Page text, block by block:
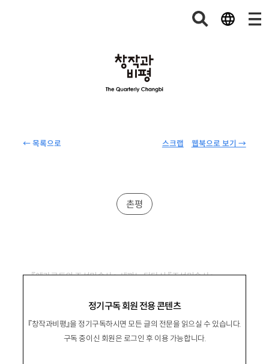
← 목록으로 웹북으로 보기 →
스크랩
정기구독 회원 전용 콘텐츠
『창작과비평』을 정기구독하시면 모든 글의 전문을 읽으실 수 있습니다.
구독 중이신 회원은 로그인 후 이용 가능합니다.
촌평
『에카르트의 조선미술사』, 세끼노 타다시 『조선미술사』
두 개의 미술사, 하나의 시선